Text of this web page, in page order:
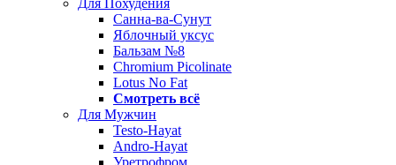
Для Похудения
Санна-ва-Сунут
Яблочный уксус
Бальзам №8
Chromium Picolinate
Lotus No Fat
Смотреть всё
Для Мужчин
Testo-Hayat
Andro-Hayat
Уретрофром